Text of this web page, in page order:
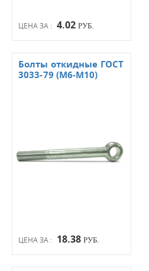
ЦЕНА ЗА : 4.02 РУБ.
ЦЕНА ЗА : 18.38 РУБ.
Болты откидные ГОСТ
3033-79 (М6-М10)